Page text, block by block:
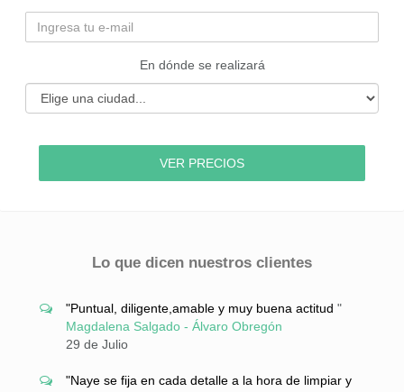
En dónde se realizará
Lo que dicen nuestros clientes
"Puntual, diligente,amable y muy buena actitud"
Magdalena Salgado - Álvaro Obregón
29 de Julio
"Naye se fija en cada detalle a la hora de limpiar y